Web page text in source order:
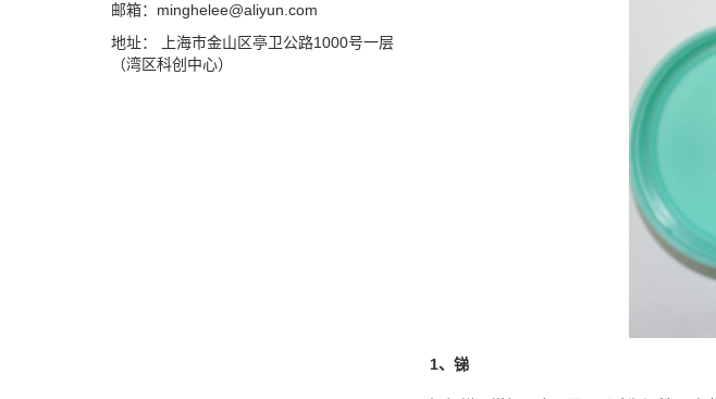
1、锑
邮箱：minghelee@aliyun.com
地址： 上海市金山区亭卫公路1000号一层
（湾区科创中心）